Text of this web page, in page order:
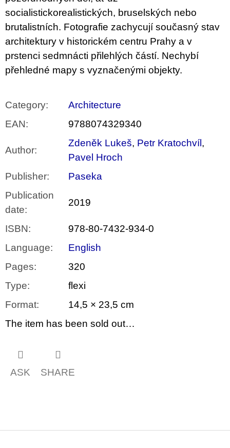
socialistickorealistických, bruselských nebo
brutalistních. Fotografie zachycují současný stav
architektury v historickém centru Prahy a v
prstenci sedmnácti přilehlých částí. Nechybí
přehledné mapy s vyznačenými objekty.
Category:
Architecture
EAN: 9788074329340
Author:
Zdeněk Lukeš, Petr Kratochvíl ,
Pavel Hroch
Publisher:
Paseka
Publication
date:
2019
ISBN:
978-80-7432-934-0
Language:
English
Pages:
320
Type:
flexi
Format:
14,5 × 23,5 cm
The item has been sold out…
ASK SHARE